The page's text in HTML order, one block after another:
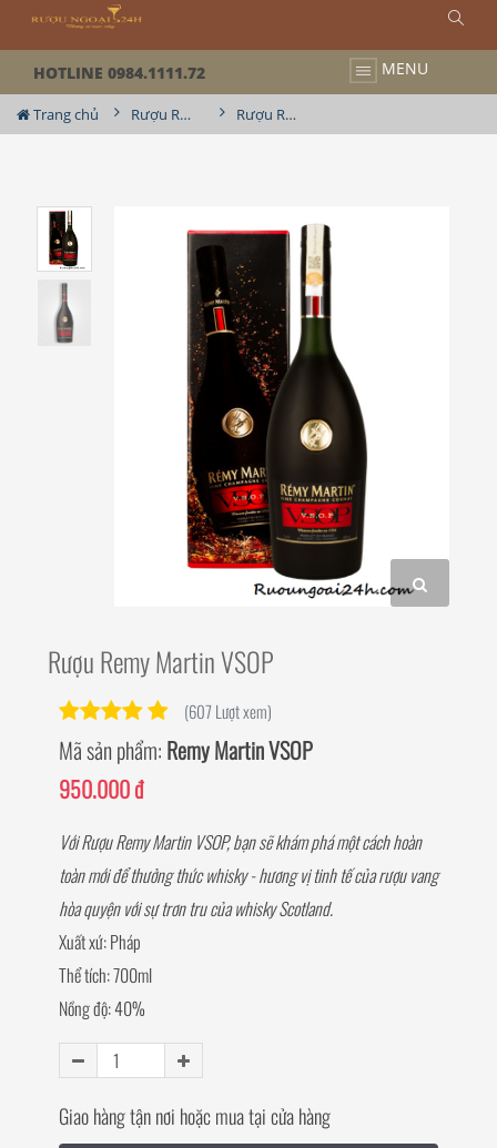
HOTLINE 0984.1111.72 MENU
Trang chủ Rượu Remy Martin Rượu Remy Martin VSOP
Rượu Remy Martin VSOP
(607 Lượt xem)
Mã sản phẩm: Remy Martin VSOP
950.000 đ
Với Rượu Remy Martin VSOP, bạn sẽ khám phá một cách hoàn
toàn mới để thưởng thức whisky - hương vị tinh tế của rượu vang
hòa quyện với sự trơn tru của whisky Scotland.
Xuất xứ: Pháp
Thể tích: 700ml
Nồng độ: 40%
Giao hàng tận nơi hoặc mua tại cửa hàng